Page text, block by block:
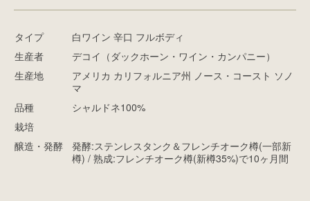
タイプ
白ワイン 辛口 フルボディ
生産者
デコイ（ダックホーン・ワイン・カンパニー）
生産地
アメリカ カリフォルニア州 ノース・コースト ソノ
マ
品種
シャルドネ100%
栽培
醸造・発酵
発酵:ステンレスタンク＆フレンチオーク樽(一部新
樽) / 熟成:フレンチオーク樽(新樽35%)で10ヶ月間